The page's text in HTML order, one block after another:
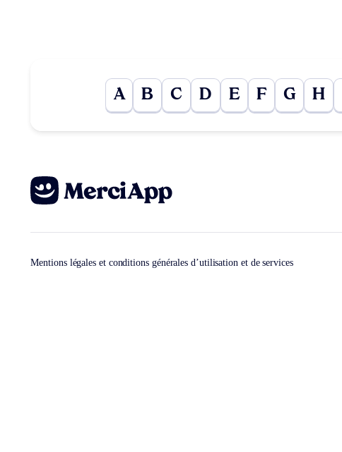
A B C D E F G H
Mentions légales et conditions générales d’utilisation et de services